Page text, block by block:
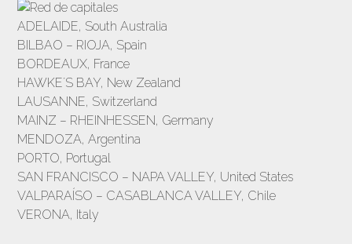
ADELAIDE, South Australia
BILBAO – RIOJA, Spain
BORDEAUX, France
HAWKE´S BAY, New Zealand
LAUSANNE, Switzerland
MAINZ – RHEINHESSEN, Germany
MENDOZA, Argentina
PORTO, Portugal
SAN FRANCISCO – NAPA VALLEY, United States
VALPARAÍSO – CASABLANCA VALLEY, Chile
VERONA, Italy